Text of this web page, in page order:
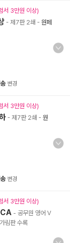
서 3만원 이상)
- 제7판 2쇄 - 원페
변경
서 3만원 이상)
- 제7판 2쇄 - 원
변경
서 3만원 이상)
- 공무원 영어 V
림판 수록